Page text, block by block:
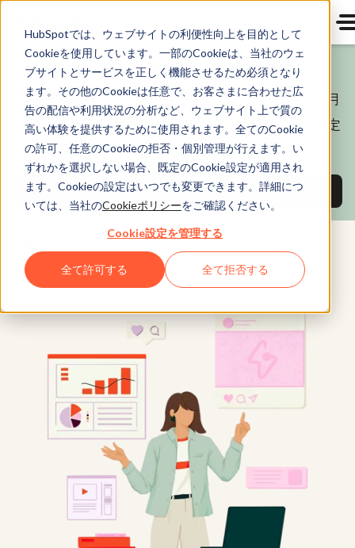
HubSpotでは、ウェブサイトの利便性向上を目的として
Cookieを使用しています。一部のCookieは、当社のウェ
ブサイトとサービスを正しく機能させるため必須となり
ます。その他のCookieは任意で、お客さまに合わせた広
告の配信や利用状況の分析など、ウェブサイト上で質の
高い体験を提供するために使用されます。全てのCookie
の許可、任意のCookieの拒否・個別管理が行えます。い
ずれかを選択しない場合、既定のCookie設定が適用され
ます。Cookieの設定はいつでも変更できます。詳細につ
いては、当社のCookieポリシーをご確認ください。
Cookie設定を管理する
全て許可する 全て拒否する
Starter Customer Platformが初年度65％オフ
1シート月額840円（年一括払い）または1,200円（月
払い）でご利用いただけます。割引価格は期間限定
での適用となります。
今すぐお得に契約→
HubSpotのカスタマープラットフォーム